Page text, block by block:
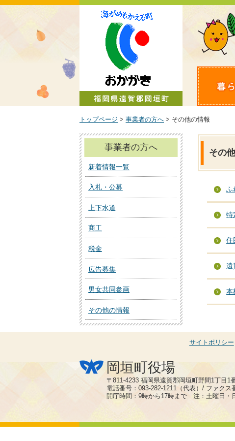
トップページ > 事業者の方へ > その他の情報
その
ふ
特
住
遠
本
事業者の方へ
新着情報一覧
入札・公募
上下水道
商工
税金
広告募集
男女共同参画
その他の情報
サイトポリシー
岡垣町役場
〒811-4233 福岡県遠賀郡岡垣町野間1丁目1
電話番号：093-282-1211（代表）/ ファクス
開庁時間：9時から17時まで 注：土曜日・